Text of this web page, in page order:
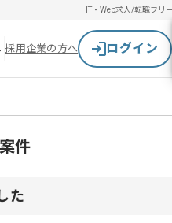
IT・Web求人/転職フリ
採用企業の方へ ログイン
件
た